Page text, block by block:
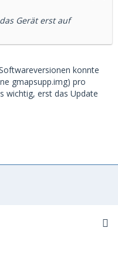
Gerät erst auf
konnte
gmapsupp.img) pro
wichtig, erst das Update